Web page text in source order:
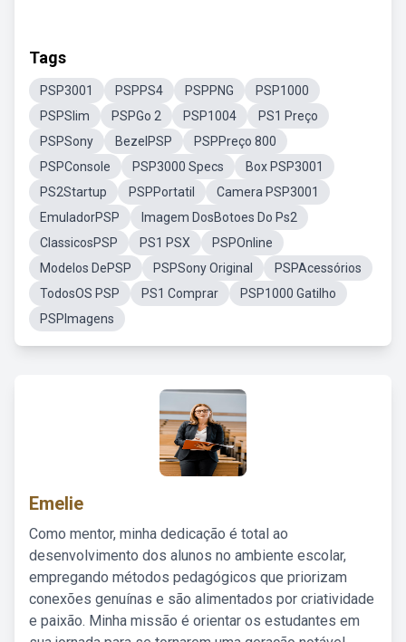
Tags
PSP3001 PSPPS4 PSPPNG
PSP1000
PSPSlim
PSPGo 2 PSP1004
PS1 Preço
PSPSony
BezelPSP
PSPPreço 800
PSPConsole
PSP3000 Specs
Box PSP3001
PS2Startup
PSPPortatil
Camera PSP3001
EmuladorPSP
Imagem DosBotoes Do Ps2
ClassicosPSP
PS1 PSX
PSPOnline
Modelos DePSP
PSPSony Original
PSPAcessórios
TodosOS PSP
PS1 Comprar
PSP1000 Gatilho
PSPImagens
Emelie
Como mentor, minha dedicação é total ao
desenvolvimento dos alunos no ambiente escolar,
empregando métodos pedagógicos que priorizam
conexões genuínas e são alimentados por criatividade
e paixão. Minha missão é orientar os estudantes em